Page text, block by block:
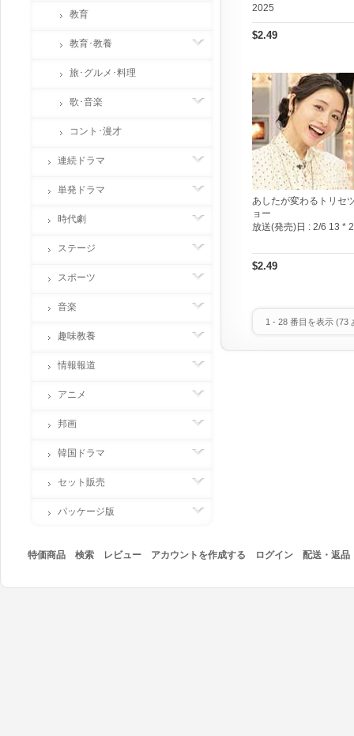
2025
$2.49
あしたが変わるトリセ
ョー
放送(発売)日 : 2/6 13 *
$2.49
1 - 28 番目を表示 (73
教育
教育･教養
旅･グルメ･料理
歌･音楽
コント･漫才
連続ドラマ
単発ドラマ
時代劇
ステージ
スポーツ
音楽
趣味教養
情報報道
アニメ
邦画
韓国ドラマ
セット販売
パッケージ版
特価商品 検索 レビュー アカウントを作成する ログイン 配送・返品